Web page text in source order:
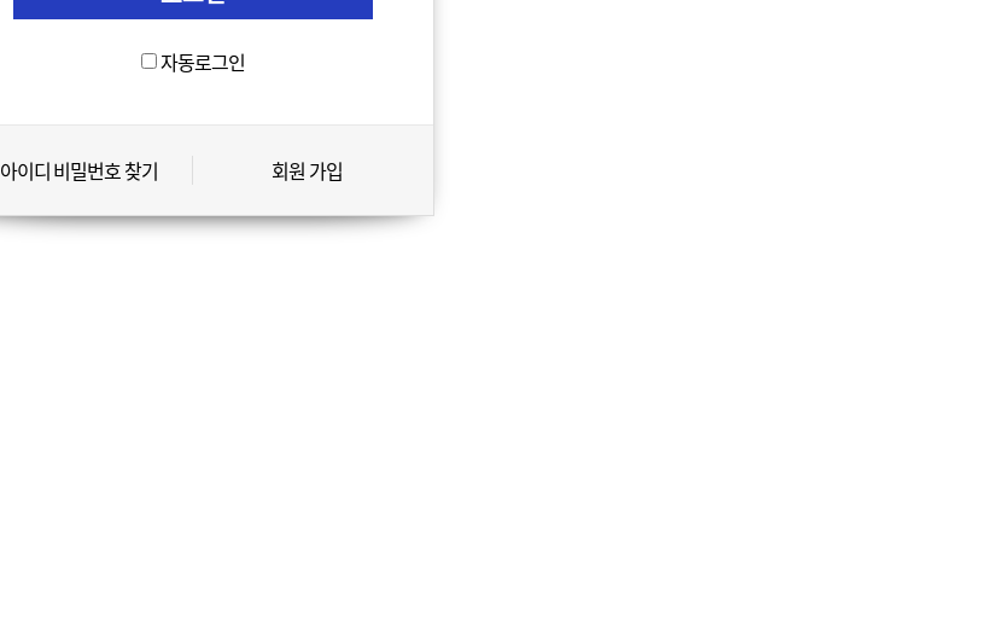
자동로그인
아이디 비밀번호 찾기 회원 가입